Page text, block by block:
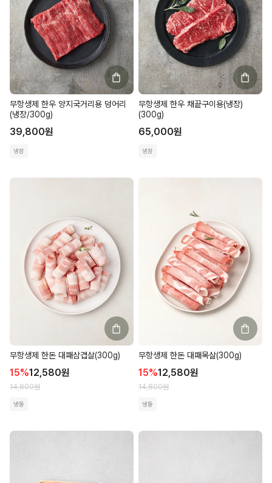
무항생제 한우 양지국거리용 덩어리
(냉장/300g)
39,800원
냉장
무항생제 한우 채끝구이용(냉장)
(300g)
65,000원
냉장
무항생제 한돈 대패삼겹살(300g)
15%12,580원
14,800원
냉동
무항생제 한돈 대패목살(300g)
15%12,580원
14,800원
냉동